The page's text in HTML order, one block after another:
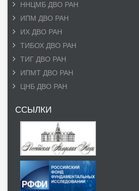
ННЦМБ ДВО РАН
ИПМ ДВО РАН
ИХ ДВО РАН
ТИБОХ ДВО РАН
ТИГ ДВО РАН
ИПМТ ДВО РАН
ЦНБ ДВО РАН
ССЫЛКИ